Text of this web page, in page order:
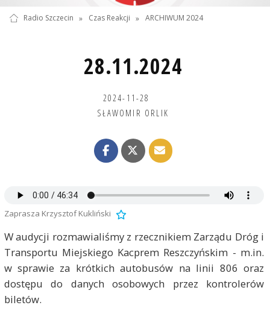
Radio Szczecin » Czas Reakcji » ARCHIWUM 2024
28.11.2024
2024-11-28
SŁAWOMIR ORLIK
Zaprasza Krzysztof Kukliński
W audycji rozmawialiśmy z rzecznikiem Zarządu Dróg i
Transportu Miejskiego Kacprem Reszczyńskim - m.in.
w sprawie za krótkich autobusów na linii 806 oraz
dostępu do danych osobowych przez kontrolerów
biletów.